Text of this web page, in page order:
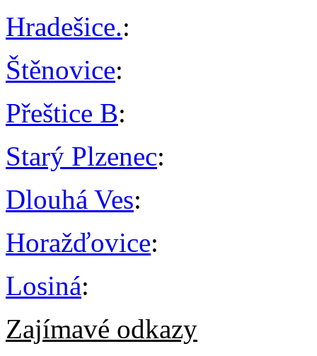
Hradešice.:
Štěnovice:
Přeštice B:
Starý Plzenec:
Dlouhá Ves:
Horažďovice:
Losiná:
Zajímavé odkazy